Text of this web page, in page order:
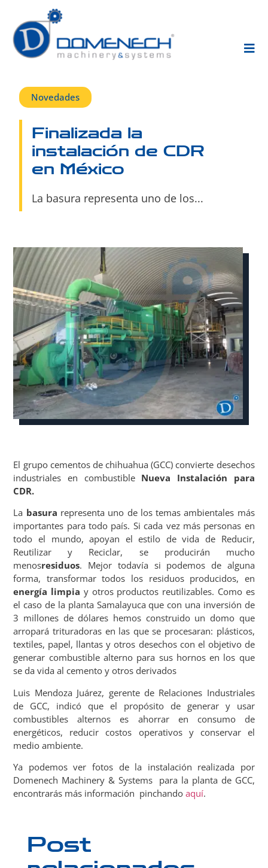
Novedades
Finalizada la
instalación de CDR
en México
La basura representa uno de los...
El grupo cementos de chihuahua (GCC) convierte desechos
industriales en combustible Nueva Instalación para
CDR.
La basura representa uno de los temas ambientales más
importantes para todo país. Si cada vez más personas en
todo el mundo, apoyan el estilo de vida de Reducir,
Reutilizar y Reciclar, se producirán mucho
menosresiduos. Mejor todavía si podemos de alguna
forma, transformar todos los residuos producidos, en
energía limpia y otros productos reutilizables. Como es
el caso de la planta Samalayuca que con una inversión de
3 millones de dólares hemos construido un domo que
arropará trituradoras en las que se procesaran: plásticos,
textiles, papel, llantas y otros desechos con el objetivo de
generar combustible alterno para sus hornos en los que
se da vida al cemento y otros derivados
Luis Mendoza Juárez, gerente de Relaciones Industriales
de GCC, indicó que el propósito de generar y usar
combustibles alternos es ahorrar en consumo de
energéticos, reducir costos operativos y conservar el
medio ambiente.
Ya podemos ver fotos de la instalación realizada por
Domenech Machinery & Systems para la planta de GCC,
encontrarás más información pinchandoaquí.
Post